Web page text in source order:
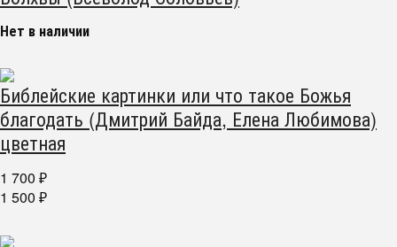
Нет в наличии
Библейские картинки или что такое Божья
благодать (Дмитрий Байда, Елена Любимова)
цветная
1 700 ₽
1 500 ₽